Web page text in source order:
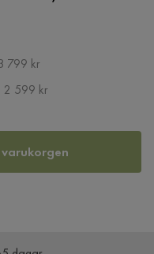
799 kr
2 599 kr